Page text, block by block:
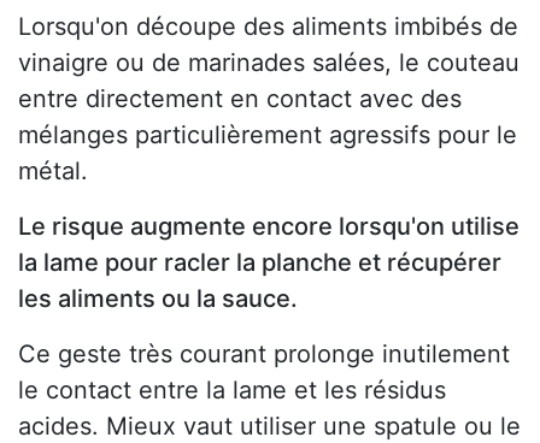
Lorsqu'on découpe des aliments imbibés de
vinaigre ou de marinades salées, le couteau
entre directement en contact avec des
mélanges particulièrement agressifs pour le
métal.
Le risque augmente encore lorsqu'on utilise
la lame pour racler la planche et récupérer
les aliments ou la sauce.
Ce geste très courant prolonge inutilement
le contact entre la lame et les résidus
acides. Mieux vaut utiliser une spatule ou le